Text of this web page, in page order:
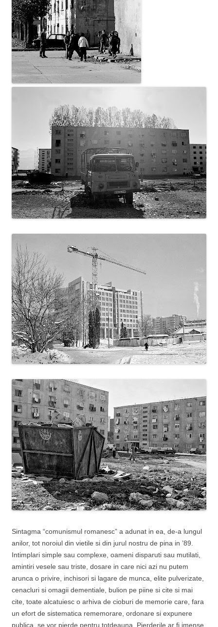
Sintagma “comunismul romanesc” a adunat in ea, de-a lungul
anilor, tot noroiul din vietile si din jurul nostru de pina in ’89.
Intimplari simple sau complexe, oameni disparuti sau mutilati,
amintiri vesele sau triste, dosare in care nici azi nu putem
arunca o privire, inchisori si lagare de munca, elite pulverizate,
cenacluri si omagii dementiale, bulion pe piine si cite si mai
cite, toate alcatuiesc o arhiva de cioburi de memorie care, fara
un efort de sistematica rememorare, ordonare si expunere
publica, se vor pierde pentru totdeauna. Pierderile ar fi imense